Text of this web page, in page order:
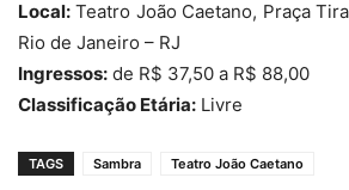
Local: Teatro João Caetano, Praça
Rio de Janeiro – RJ
Ingressos: de R$ 37,50 a R$ 88,00
Classificação Etária: Livre
TAGS Sambra Teatro João Caetano